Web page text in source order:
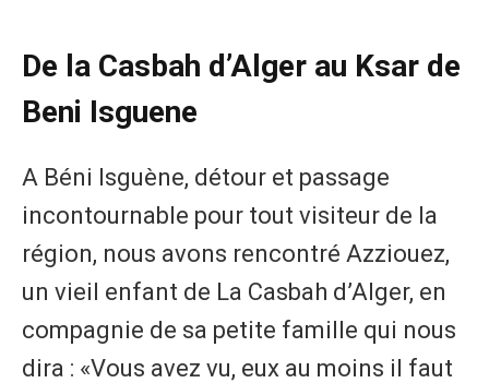
De la Casbah d’Alger au Ksar de
Beni Isguene
A Béni Isguène, détour et passage
incontournable pour tout visiteur de la
région, nous avons rencontré Azziouez,
un vieil enfant de La Casbah d’Alger, en
compagnie de sa petite famille qui nous
dira : «Vous avez vu, eux au moins il faut